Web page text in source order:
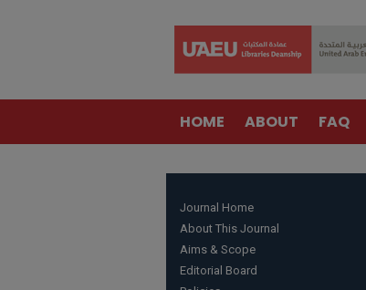
HOME ABOUT FAQ
Journal Home
About This Journal
Aims & Scope
Editorial Board